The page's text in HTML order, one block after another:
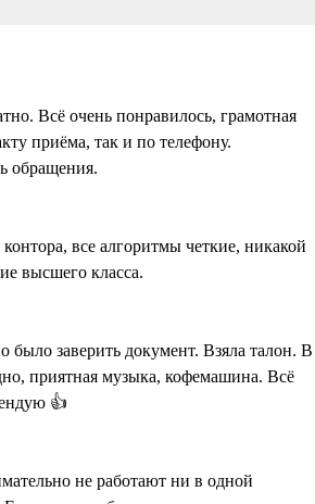
Всё очень понравилось, грамотная
приёма, так и по телефону.
обращения.
все алгоритмы четкие, никакой
высшего класса.
заверить документ. Взяла талон. В
приятная музыка, кофемашина. Всё
👍
не работают ни в одной